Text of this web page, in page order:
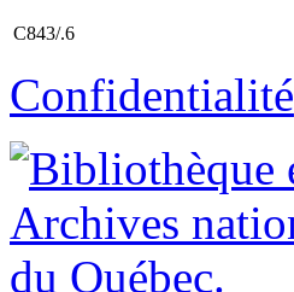
C843/.6
Confidentialité